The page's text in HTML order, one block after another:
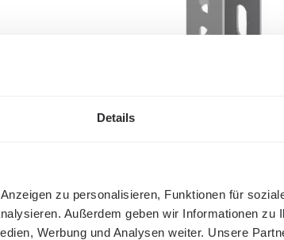
Details
zu personalisieren, Funktionen für
Außerdem geben wir Informationen zu
Werbung und Analysen weiter. Unsere